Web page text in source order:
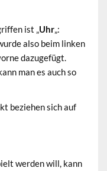
ist „Uhr„:
also beim linken
dazugefügt.
man es auch so
beziehen sich auf
werden will, kann